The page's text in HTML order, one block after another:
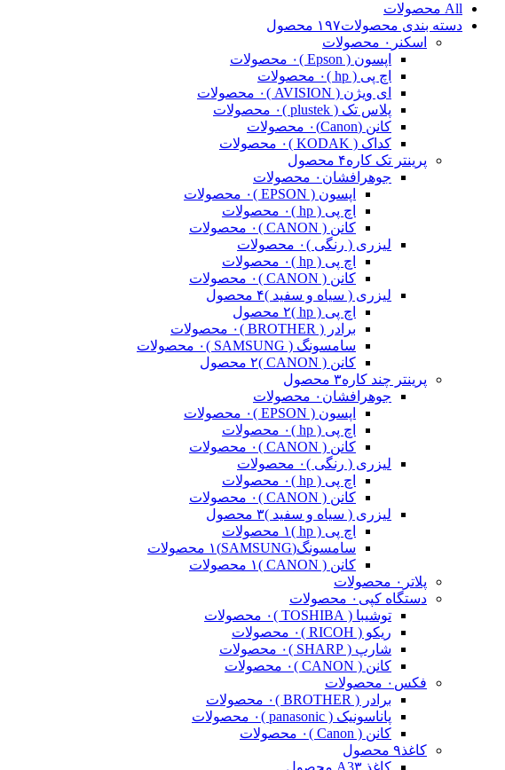
All محصولات
دسته بندی محصولات۱۹۷ محصول
اسکنر ۰ محصولات
اپسون ( Epson )
۰ محصولات
اچ پی ( hp )
۰ محصولات
ای ویژن ( AVISION )
۰ محصولات
پلاس تک ( plustek )
۰ محصولات
کانن (Canon)
۰ محصولات
کداک ( KODAK )
۰ محصولات
پرینتر تک کاره۴ محصول
جوهرافشان ۰ محصولات
اپسون ( EPSON )
۰ محصولات
اچ پی ( hp )
۰ محصولات
کانن ( CANON )
۰ محصولات
لیزری ( رنگی )۰ محصولات
اچ پی ( hp )
۰ محصولات
کانن ( CANON )
۰ محصولات
لیزری ( سیاه و سفید )۴ محصول
اچ پی ( hp )
۲ محصول
برادر ( BROTHER )
۰ محصولات
سامسونگ ( SAMSUNG )
۰ محصولات
کانن ( CANON )
۲ محصول
پرینتر چند کاره۳ محصول
جوهرافشان ۰ محصولات
اپسون ( EPSON )
۰ محصولات
اچ پی ( hp )
۰ محصولات
کانن ( CANON )
۰ محصولات
لیزری ( رنگی )۰ محصولات
اچ پی ( hp )
۰ محصولات
کانن ( CANON )
۰ محصولات
لیزری ( سیاه و سفید )۳ محصول
اچ پی ( hp )
۱ محصولات
سامسونگ(SAMSUNG)
۱ محصولات
کانن ( CANON )
۱ محصولات
پلاتر ۰ محصولات
دستگاه کپی ۰ محصولات
توشیبا ( TOSHIBA )
۰ محصولات
ریکو ( RICOH )
۰ محصولات
شارپ ( SHARP )
۰ محصولات
کانن ( CANON )
۰ محصولات
فکس ۰ محصولات
برادر ( BROTHER )
۰ محصولات
پاناسونیک ( panasonic )
۰ محصولات
کانن ( Canon )
۰ محصولات
کاغذ۹ محصول